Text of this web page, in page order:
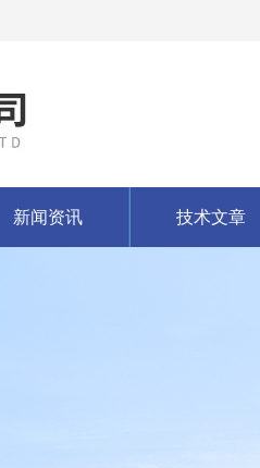
新闻资讯 技术文章